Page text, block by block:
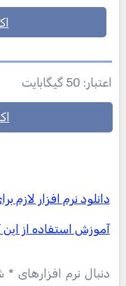
اعتبار: 50 گیگابایت
دانلود نرم افزار
آموزش استفاده از این
دنبال نرم افزارهای